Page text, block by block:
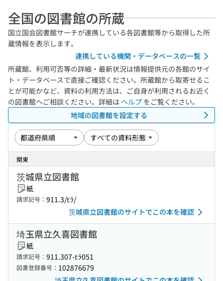
全国の図書館の所蔵
国立国会図書館サーチが連携している各図書館等から取得した所
蔵情報を表示します。
連携している機関・データベースの一覧
所蔵館、利用可否等の詳細・最新状況は情報提供元の各館のサイ
ト・データベースで直接ご確認ください。所蔵館から取寄せるこ
とが可能かなど、資料の利用方法は、ご自身が利用されるお近く
の図書館へご相談ください。詳細は ヘルプ をご覧ください。
地域の図書館を設定する
関東
茨城県立図書館
紙
請求記号： 911.3/ﾋﾗ/
茨城県立図書館のサイトでこの本を確認
埼玉県立久喜図書館
紙
請求記号： 911.307-ﾋﾗ051
図書登録番号： 102876679